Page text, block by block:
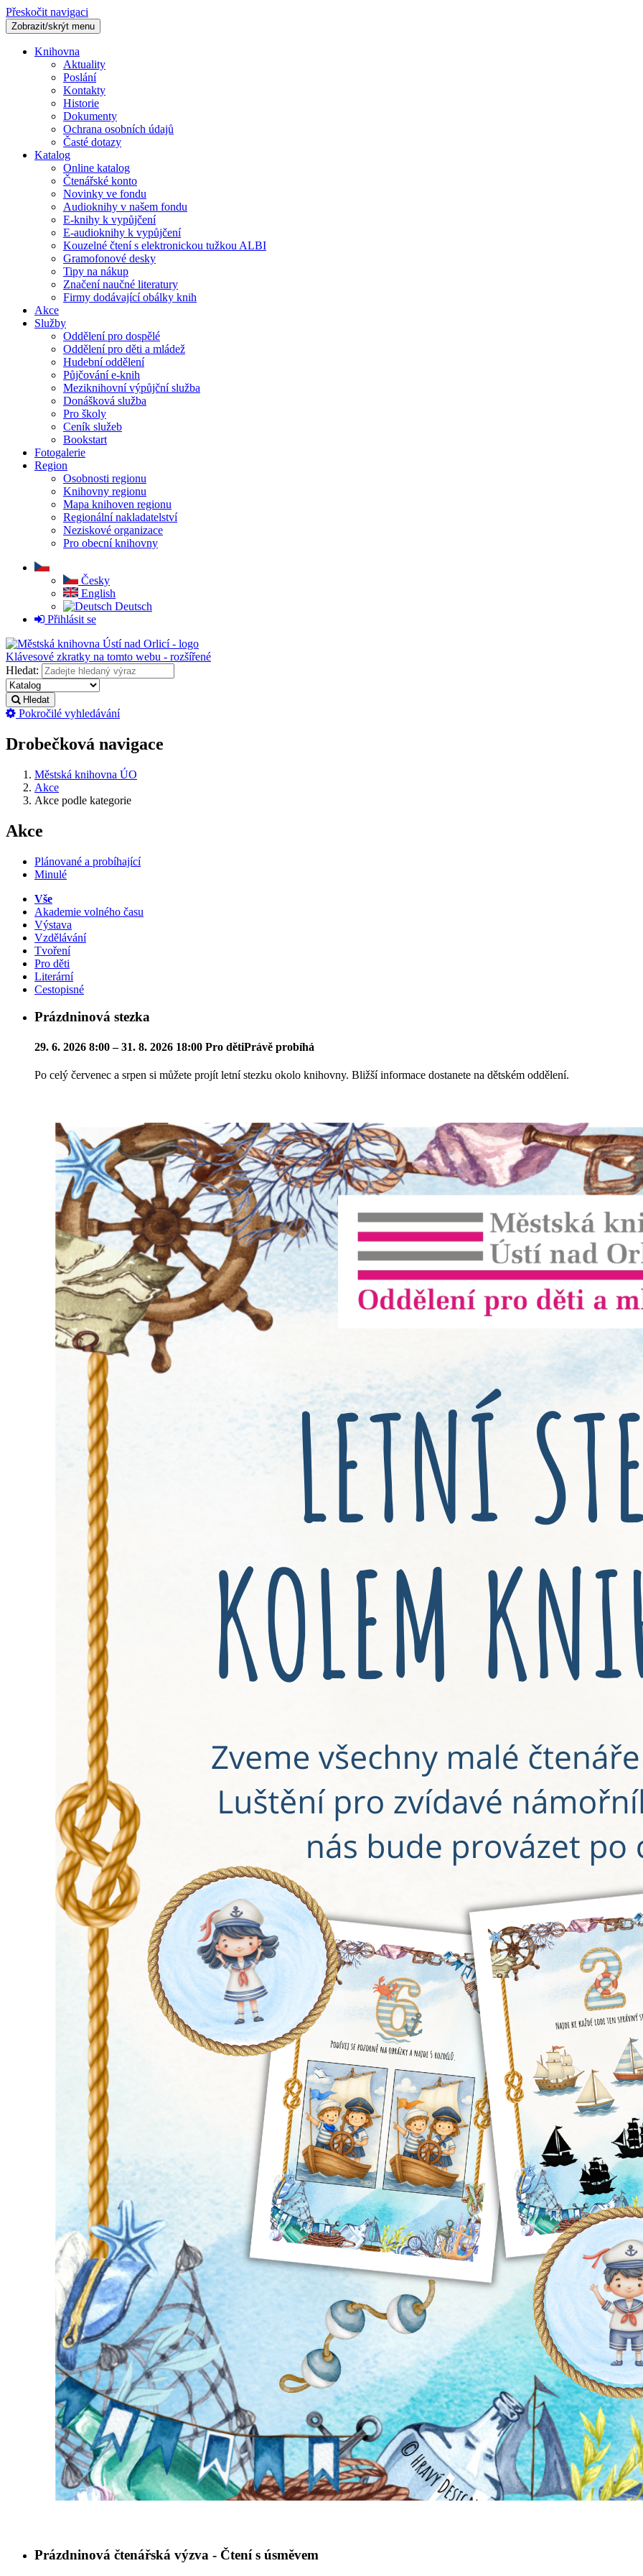
Přeskočit navigaci
Zobrazit/skrýt menu
Knihovna
Aktuality
Poslání
Kontakty
Historie
Dokumenty
Ochrana osobních údajů
Časté dotazy
Katalog
Online katalog
Čtenářské konto
Novinky ve fondu
Audioknihy v našem fondu
E-knihy k vypůjčení
E-audioknihy k vypůjčení
Kouzelné čtení s elektronickou tužkou ALBI
Gramofonové desky
Tipy na nákup
Značení naučné literatury
Firmy dodávající obálky knih
Akce
Služby
Oddělení pro dospělé
Oddělení pro děti a mládež
Hudební oddělení
Půjčování e-knih
Meziknihovní výpůjční služba
Donášková služba
Pro školy
Ceník služeb
Bookstart
Fotogalerie
Region
Osobnosti regionu
Knihovny regionu
Mapa knihoven regionu
Regionální nakladatelství
Neziskové organizace
Pro obecní knihovny
Česky
English
Deutsch
Přihlásit se
Klávesové zkratky na tomto webu - rozšířené
Hledat:
Hledat
Pokročilé vyhledávání
Drobečková navigace
Městská knihovna ÚO
Akce
Akce podle kategorie
Akce
Plánované a probíhající
Minulé
Vše
Akademie volného času
Výstava
Vzdělávání
Tvoření
Pro děti
Literární
Cestopisné
Prázdninová stezka
29. 6. 2026 8:00 – 31. 8. 2026 18:00 Pro dětiPrávě probíhá
Po celý červenec a srpen si můžete projít letní stezku okolo knihovny. Bližší informace dostanete na dětském oddělení.
Prázdninová čtenářská výzva - Čtení s úsměvem